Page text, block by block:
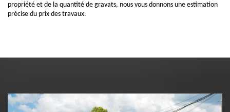
propriété et de la quantité de gravats, nous vous donnons une estimation
précise du prix des travaux.